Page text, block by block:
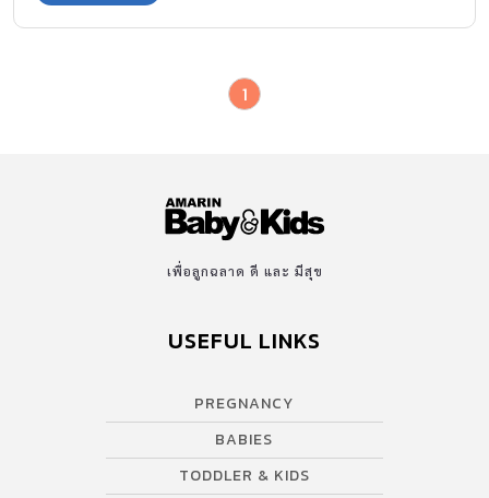
1
เพื่อลูกฉลาด ดี และ มีสุข
USEFUL LINKS
PREGNANCY
BABIES
TODDLER & KIDS